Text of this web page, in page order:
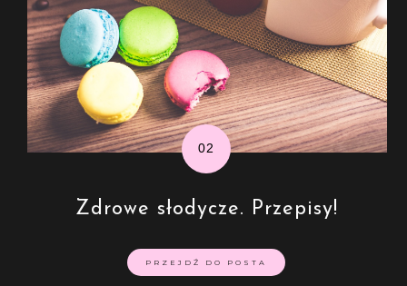
Zdrowe słodycze. Przepisy!
PRZEJDŹ DO POSTA